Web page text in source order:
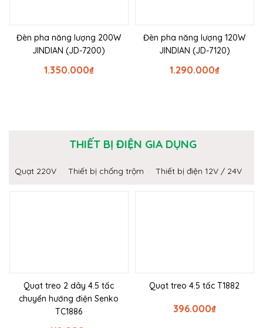
Đèn pha năng lượng 200W
JINDIAN (JD-7200)
₫
1.350.000
Đèn pha năng lượng 120W
JINDIAN (JD-7120)
₫
1.290.000
THIẾT BỊ ĐIỆN GIA DỤNG
Quạt 220V Thiết bị chống trộm Thiết bị điện 12V / 24V
Quạt treo 2 dây 4.5 tấc
chuyển hướng điện Senko
TC1886
Quạt treo 4.5 tấc T1882
₫
396.000